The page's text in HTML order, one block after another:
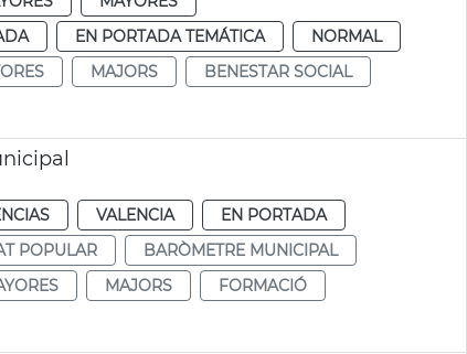
EN PORTADA TEMÁTICA
NORMAL
MAJORS
BENESTAR SOCIAL
VALENCIA
EN PORTADA
POPULAR
BARÒMETRE MUNICIPAL
MAJORS
FORMACIÓ